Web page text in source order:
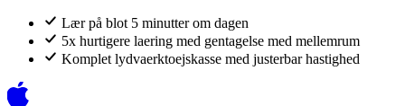
Lær på blot 5 minutter om dagen
5x hurtigere laering med gentagelse med mellemrum
Komplet lydvaerktoejskasse med justerbar hastighed